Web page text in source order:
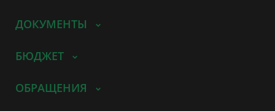
ДОКУМЕНТЫ
БЮДЖЕТ
ОБРАЩЕНИЯ